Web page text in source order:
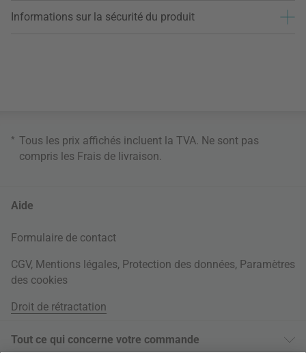
Informations sur la sécurité du produit
* Tous les prix affichés incluent la TVA. Ne sont pas
compris les Frais de livraison
Aide
Formulaire de contact
CGV, Mentions légales, Protection des données, Paramètres
des cookies
Droit de rétractation
Tout ce qui concerne votre commande